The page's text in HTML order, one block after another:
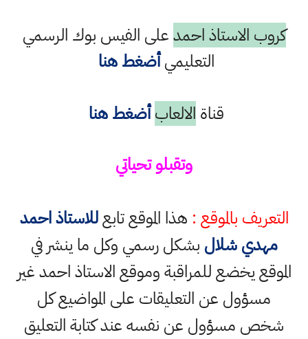
كروب الاستاذ احمدعلى الفيس بوك الرسمي
التعليميأضغط هنا
قناة الالعاب أضغط هنا
وتقبلو تحياتي
التعريف بالموقع : هذا الموقع تابعللاستاذ احمد
مهدي شلال بشكل رسمي وكل ما ينشر في
الموقع يخضع للمراقبة وموقع الاستاذ احمد غير
مسؤول عن التعليقات على المواضيع كل
شخص مسؤول عن نفسه عند كتابة التعليق